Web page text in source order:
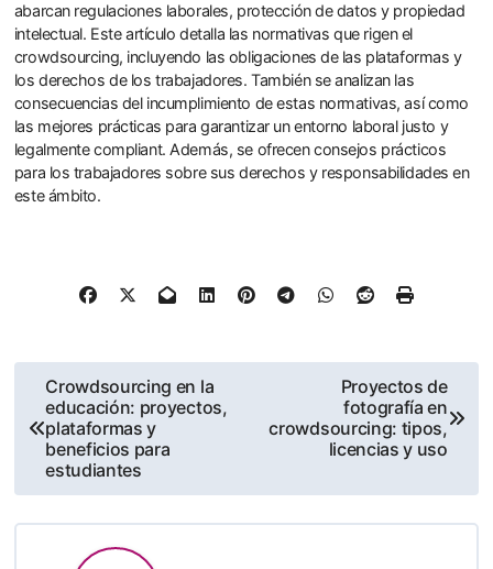
abarcan regulaciones laborales, protección de datos y propiedad
intelectual. Este artículo detalla las normativas que rigen el
crowdsourcing, incluyendo las obligaciones de las plataformas y
los derechos de los trabajadores. También se analizan las
consecuencias del incumplimiento de estas normativas, así como
las mejores prácticas para garantizar un entorno laboral justo y
legalmente compliant. Además, se ofrecen consejos prácticos
para los trabajadores sobre sus derechos y responsabilidades en
este ámbito.
Post
navigation
Crowdsourcing en la
educación: proyectos,
plataformas y
beneficios para
estudiantes
Proyectos de
fotografía en
crowdsourcing: tipos,
licencias y uso